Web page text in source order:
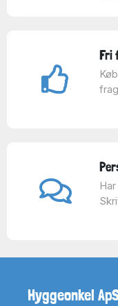
Fri
Hyggeonkel